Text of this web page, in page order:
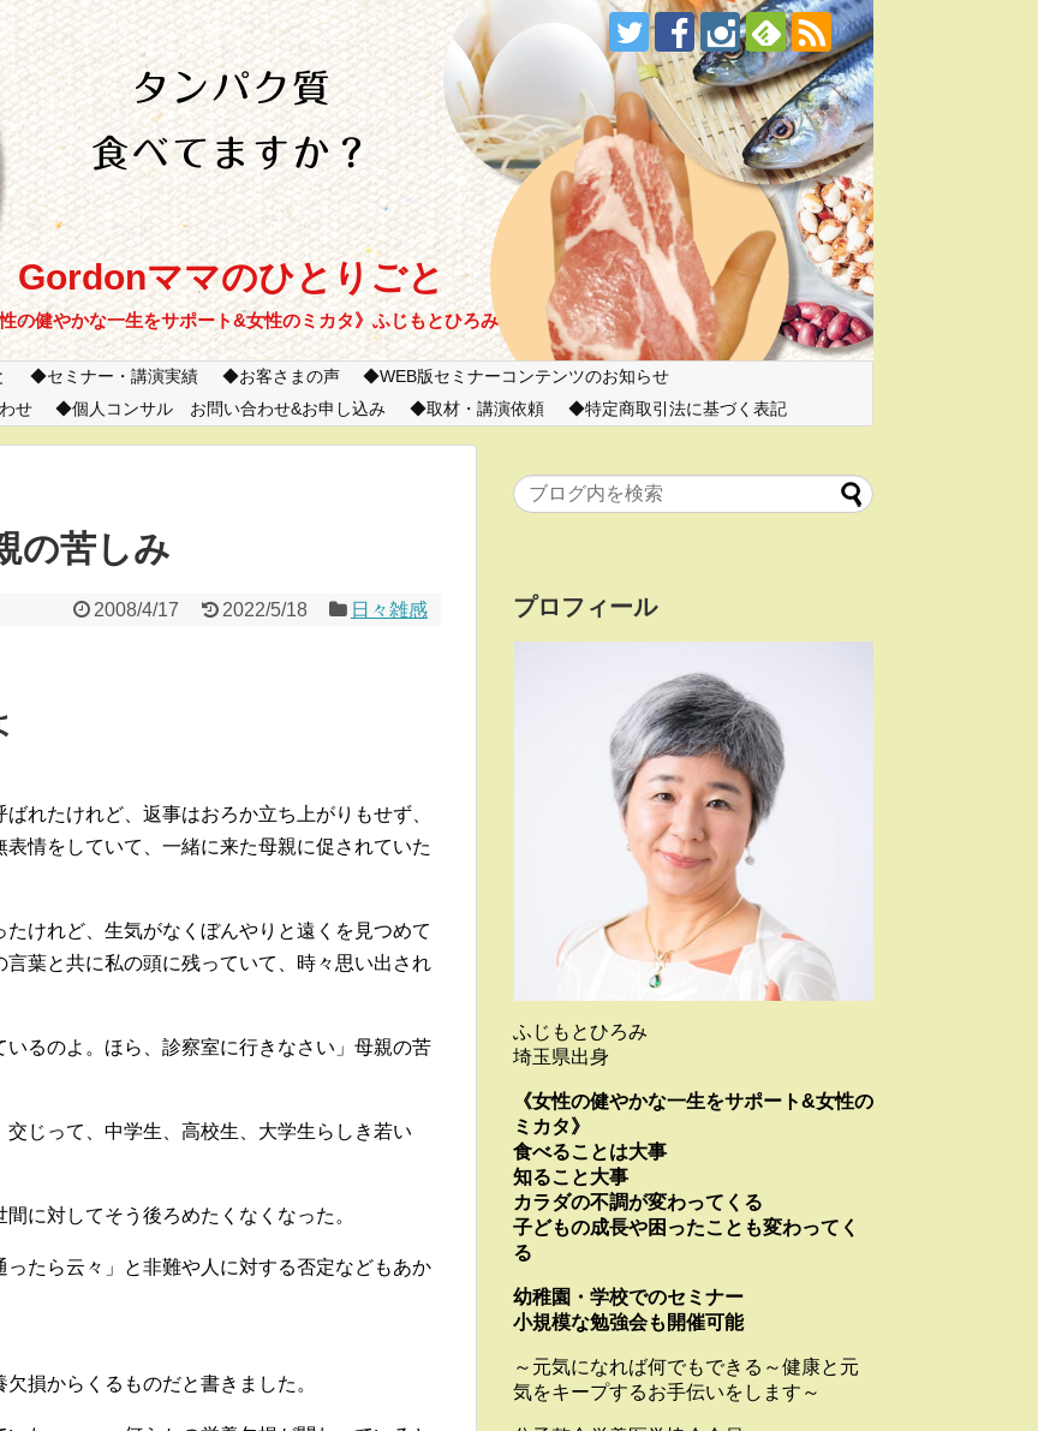
Gordonママのひとりごと
の健やかな一生をサポート&女性のミカタ》ふじもとひろみ
セミナー・講演実績 お客さまの声
WEB版セミナーコンテンツのお知らせ
せ
個人コンサル お問い合わせ&お申し込み 取材・講演依頼 特定商取引法に基づく表記
の苦しみ
2008/4/17 2022/5/18 日々雑感
れたけれど、返事はおろか立ち上がりもせず、
情をしていて、一緒に来た母親に促されていた
けれど、生気がなくぼんやりと遠くを見つめて
葉と共に私の頭に残っていて、時々思い出され
いるのよ。ほら、診察室に行きなさい」母親の苦
じって、中学生、高校生、大学生らしき若い
に対してそう後ろめたくなくなった。
たら云々」と非難や人に対する否定などもあか
損からくるものだと書きました。
プロフィール
ふじもとひろみ
埼玉県出身
《女性の健やかな一生をサポート&女性の
ミカタ》
食べることは大事
知ること大事
カラダの不調が変わってくる
子どもの成長や困ったことも変わってく
る
幼稚園・学校でのセミナー
小規模な勉強会も開催可能
～元気になれば何でもできる～健康と元
気をキープするお手伝いをします～